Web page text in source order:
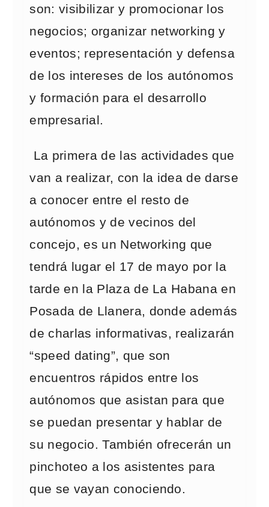
son: visibilizar y promocionar los
negocios; organizar networking y
eventos; representación y defensa
de los intereses de los autónomos
y formación para el desarrollo
empresarial.
La primera de las actividades que
van a realizar, con la idea de darse
a conocer entre el resto de
autónomos y de vecinos del
concejo, es un Networking que
tendrá lugar el 17 de mayo por la
tarde en la Plaza de La Habana en
Posada de Llanera, donde además
de charlas informativas, realizarán
“speed dating”, que son
encuentros rápidos entre los
autónomos que asistan para que
se puedan presentar y hablar de
su negocio. También ofrecerán un
pinchoteo a los asistentes para
que se vayan conociendo.